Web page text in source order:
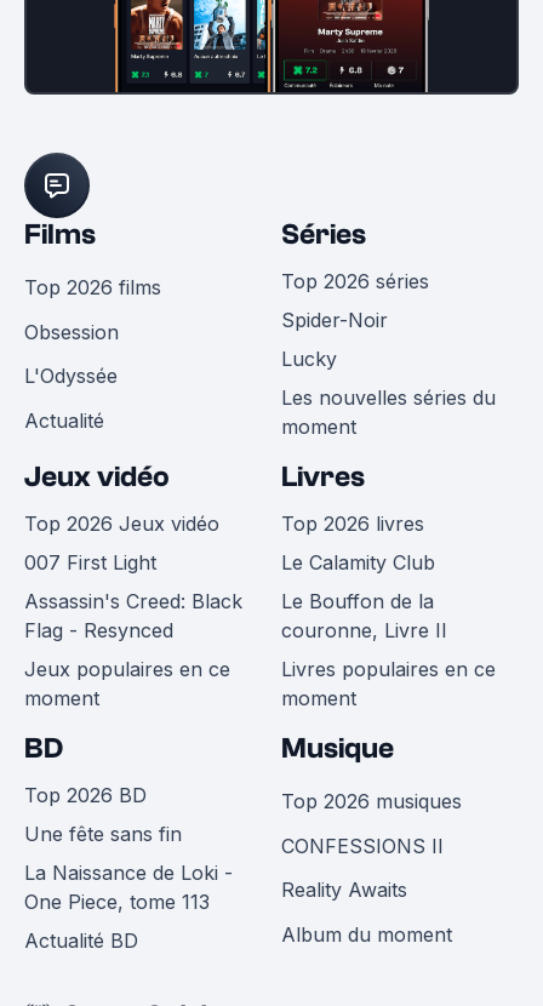
Films
Top 2026 films
Obsession
L'Odyssée
Actualité
Séries
Top 2026 séries
Spider-Noir
Lucky
Les nouvelles séries du
moment
Jeux vidéo
Top 2026 Jeux vidéo
007 First Light
Assassin's Creed: Black
Flag - Resynced
Jeux populaires en ce
moment
Livres
Top 2026 livres
Le Calamity Club
Le Bouffon de la
couronne, Livre II
Livres populaires en ce
moment
BD
Top 2026 BD
Une fête sans fin
La Naissance de Loki -
One Piece, tome 113
Actualité BD
Musique
Top 2026 musiques
CONFESSIONS II
Reality Awaits
Album du moment